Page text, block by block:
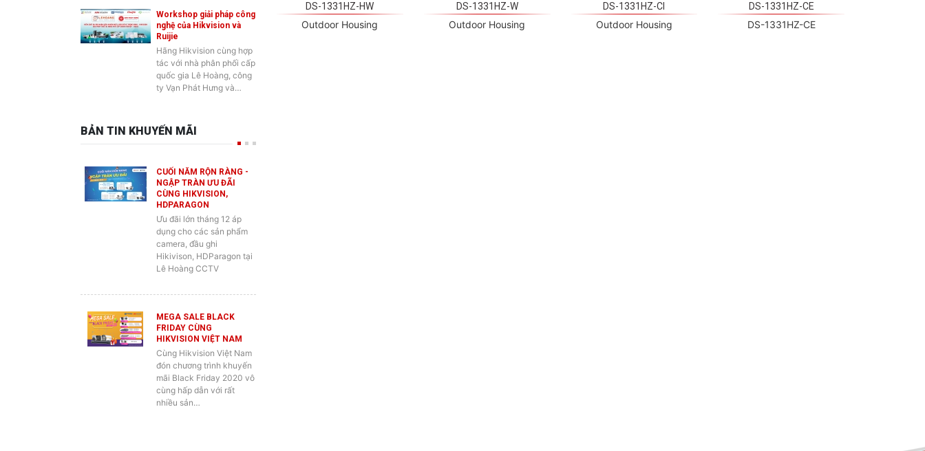
DS-1331HZ-HW
Outdoor Housing
DS-1331HZ-W
Outdoor Housing
DS-1331HZ-CI
Outdoor Housing
DS-1331HZ-CE
DS-1331HZ-CE
Workshop giải pháp công
nghệ của Hikvision và
Ruijie
Hãng Hikvision cùng hợp
tác với nhà phân phối cấp
quốc gia Lê Hoàng, công
ty Vạn Phát Hưng và…
BẢN TIN KHUYẾN MÃI
CUỐI NĂM RỘN RÀNG -
NGẬP TRÀN ƯU ĐÃI
CÙNG HIKVISION,
HDPARAGON
Ưu đãi lớn tháng 12 áp
dụng cho các sản phẩm
camera, đầu ghi
Hikivison, HDParagon tại
Lê Hoàng CCTV
MEGA SALE BLACK
FRIDAY CÙNG
HIKVISION VIỆT NAM
Cùng Hikvision Việt Nam
đón chương trình khuyến
mãi Black Friday 2020 vô
cùng hấp dẫn với rất
nhiều sản…